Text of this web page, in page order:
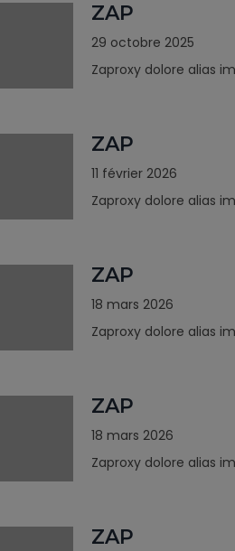
ZAP
29 octobre 2025
Zaproxy dolore alias
ZAP
11 février 2026
Zaproxy dolore alias
ZAP
18 mars 2026
Zaproxy dolore alias
ZAP
18 mars 2026
Zaproxy dolore alias
ZAP